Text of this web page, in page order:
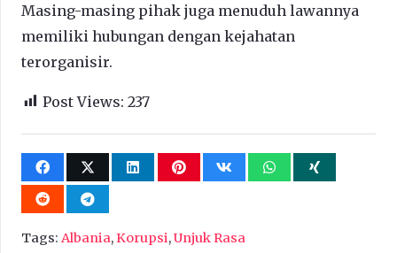
Masing-masing pihak juga menuduh lawannya
memiliki hubungan dengan kejahatan
terorganisir.
Post Views: 237
Tags: Albania,Korupsi,Unjuk Rasa